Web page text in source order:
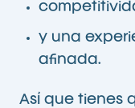
y una
afinada.
Así que tienes